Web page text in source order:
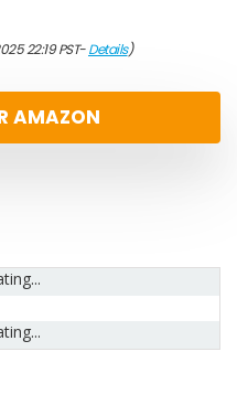
22:19 PST-Details)
AMAZON